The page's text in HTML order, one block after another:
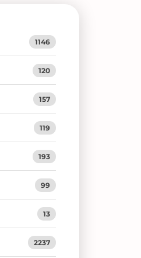
1146
120
157
119
193
99
13
2237